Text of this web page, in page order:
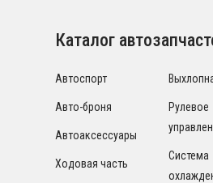
Каталог
Автоспорт
Авто-броня
Автоаксессуары
Ходовая часть
Рулевое
Система